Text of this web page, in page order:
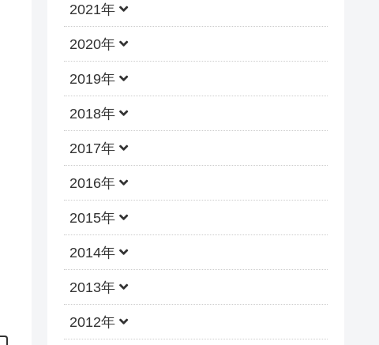
2021年
2020年
2019年
2018年
2017年
2016年
2015年
2014年
2013年
2012年